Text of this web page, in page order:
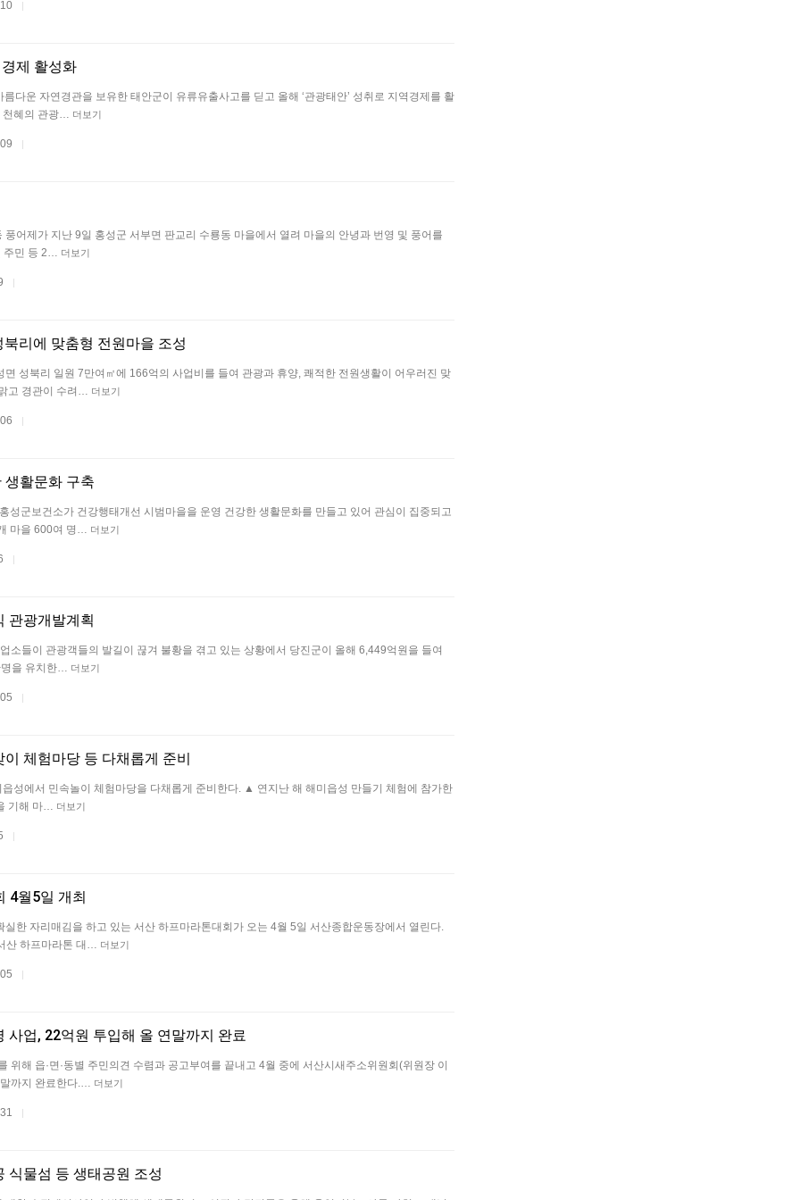
|
제 활성화
다운 자연경관을 보유한 태안군이 유류유출사고를 딛고 올해 ‘관광태안’ 성취로 지역경제를 활
천혜의 관광… 더보기
|
어제가 지난 9일 홍성군 서부면 판교리 수룡동 마을에서 열려 마을의 안녕과 번영 및 풍어를
주민 등 2… 더보기
|
리에 맞춤형 전원마을 조성
성북리 일원 7만여㎡에 166억의 사업비를 들여 관광과 휴양, 쾌적한 전원생활이 어우러진 맞
고 경관이 수려… 더보기
|
활문화 구축
성군보건소가 건강행태개선 시범마을을 운영 건강한 생활문화를 만들고 있어 관심이 집중되고
마을 600여 명… 더보기
|
관광개발계획
소들이 관광객들의 발길이 끊겨 불황을 겪고 있는 상황에서 당진군이 올해 6,449억원을 들여
명을 유치한… 더보기
|
체험마당 등 다채롭게 준비
성에서 민속놀이 체험마당을 다채롭게 준비한다. ▲ 연지난 해 해미읍성 만들기 체험에 참가한
기해 마… 더보기
|
4월5일 개최
한 자리매김을 하고 있는 서산 하프마라톤대회가 오는 4월 5일 서산종합운동장에서 열린다.
산 하프마라톤 대… 더보기
|
사업, 22억원 투입해 올 연말까지 완료
위해 읍·면·동별 주민의견 수렴과 공고부여를 끝내고 4월 중에 서산시새주소위원회(위원장 이
까지 완료한다.… 더보기
|
식물섬 등 생태공원 조성